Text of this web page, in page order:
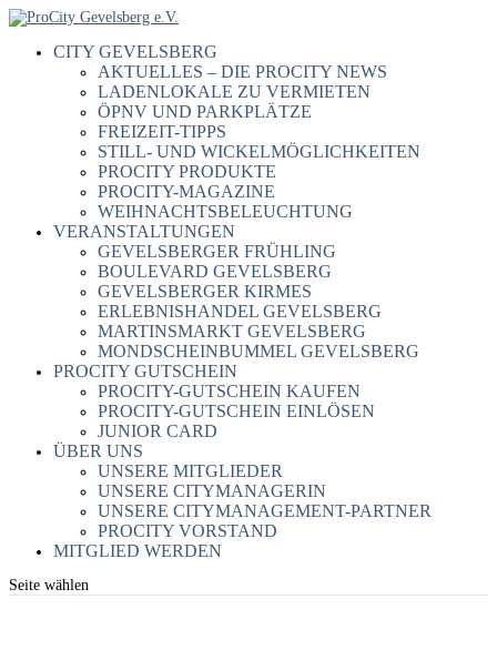
CITY GEVELSBERG
AKTUELLES – DIE PROCITY NEWS
LADENLOKALE ZU VERMIETEN
ÖPNV UND PARKPLÄTZE
FREIZEIT-TIPPS
STILL- UND WICKELMÖGLICHKEITEN
PROCITY PRODUKTE
PROCITY-MAGAZINE
WEIHNACHTSBELEUCHTUNG
VERANSTALTUNGEN
GEVELSBERGER FRÜHLING
BOULEVARD GEVELSBERG
GEVELSBERGER KIRMES
ERLEBNISHANDEL GEVELSBERG
MARTINSMARKT GEVELSBERG
MONDSCHEINBUMMEL GEVELSBERG
PROCITY GUTSCHEIN
PROCITY-GUTSCHEIN KAUFEN
PROCITY-GUTSCHEIN EINLÖSEN
JUNIOR CARD
ÜBER UNS
UNSERE MITGLIEDER
UNSERE CITYMANAGERIN
UNSERE CITYMANAGEMENT-PARTNER
PROCITY VORSTAND
MITGLIED WERDEN
Seite wählen